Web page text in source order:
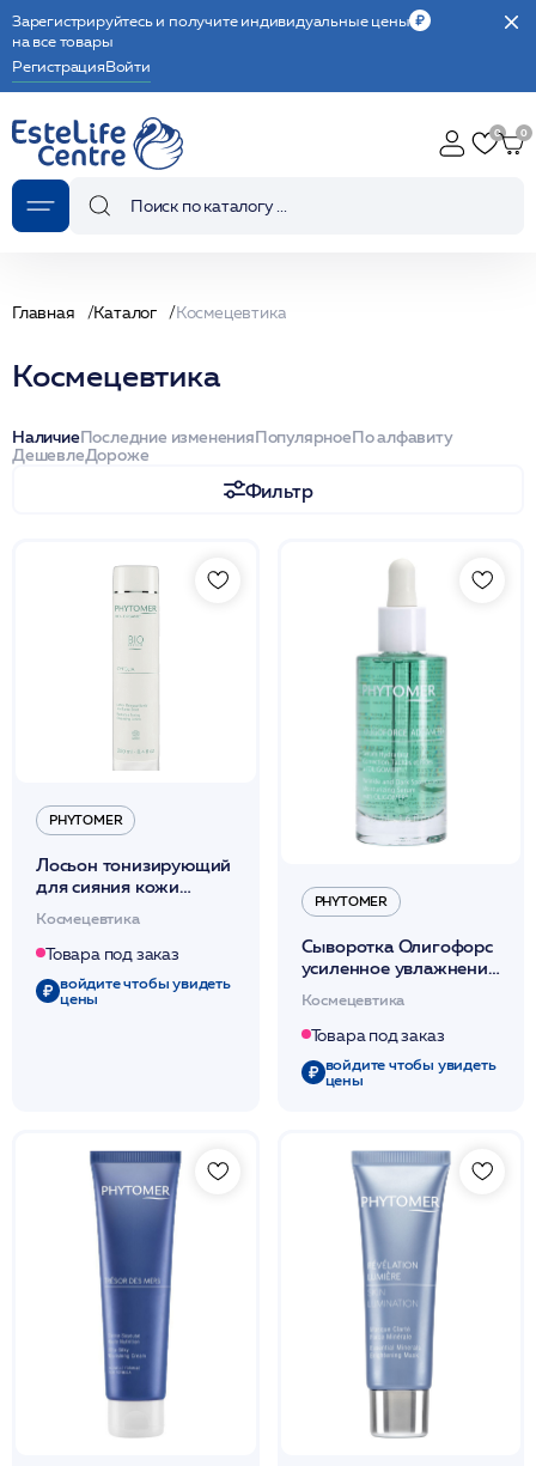
Зарегистрируйтесь и получите индивидуальные цены
на все товары
РегистрацияВойти
Главная Каталог Космецевтика
Космецевтика
НаличиеПоследние измененияПопулярноеПо алфавиту
ДешевлеДороже
Фильтр
PHYTOMER
Лосьон тонизирующий
для сияния кожи
/ PHYTOMER*
Космецевтика
Товара под заказ
войдите чтобы увидеть
цены
PHYTOMER
Сыворотка Олигофорс
усиленное увлажнение,
коррекция морщин
50мл / PHYTOMER*
Космецевтика
Товара под заказ
войдите чтобы увидеть
цены